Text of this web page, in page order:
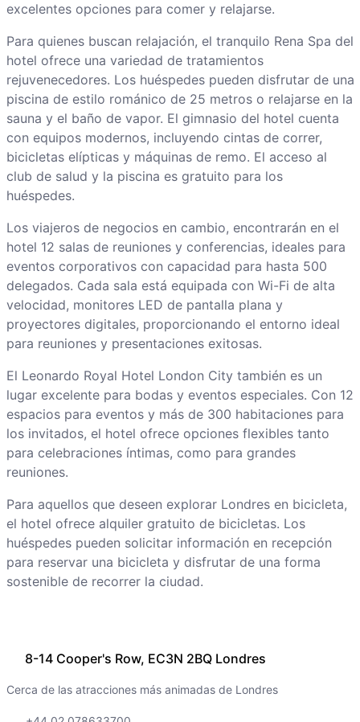
8-14 Cooper's Row, EC3N 2BQ Londres
Cerca de las atracciones más animadas de Londres
excelentes opciones para comer y relajarse.
Para quienes buscan relajación, el tranquilo Rena Spa del
hotel ofrece una variedad de tratamientos
rejuvenecedores. Los huéspedes pueden disfrutar de una
piscina de estilo románico de 25 metros o relajarse en la
sauna y el baño de vapor. El gimnasio del hotel cuenta
con equipos modernos, incluyendo cintas de correr,
bicicletas elípticas y máquinas de remo. El acceso al
club de salud y la piscina es gratuito para los
huéspedes.
Los viajeros de negocios en cambio, encontrarán en el
hotel 12 salas de reuniones y conferencias, ideales para
eventos corporativos con capacidad para hasta 500
delegados. Cada sala está equipada con Wi-Fi de alta
velocidad, monitores LED de pantalla plana y
proyectores digitales, proporcionando el entorno ideal
para reuniones y presentaciones exitosas.
El Leonardo Royal Hotel London City también es un
lugar excelente para bodas y eventos especiales. Con 12
espacios para eventos y más de 300 habitaciones para
los invitados, el hotel ofrece opciones flexibles tanto
para celebraciones íntimas, como para grandes
reuniones.
Para aquellos que deseen explorar Londres en bicicleta,
el hotel ofrece alquiler gratuito de bicicletas. Los
huéspedes pueden solicitar información en recepción
para reservar una bicicleta y disfrutar de una forma
sostenible de recorrer la ciudad.